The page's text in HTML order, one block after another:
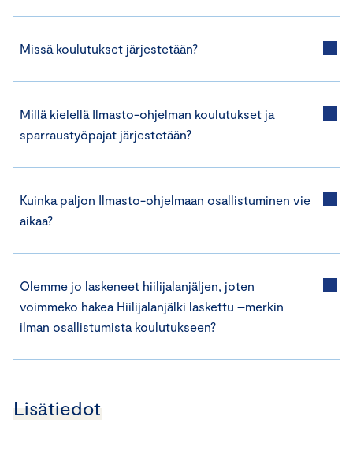
Missä koulutukset järjestetään?
Millä kielellä Ilmasto-ohjelman koulutukset ja
sparraustyöpajat järjestetään?
Kuinka paljon Ilmasto-ohjelmaan osallistuminen vie
aikaa?
Olemme jo laskeneet hiilijalanjäljen, joten
voimmeko hakea Hiilijalanjälki laskettu –merkin
ilman osallistumista koulutukseen?
Lisätiedot